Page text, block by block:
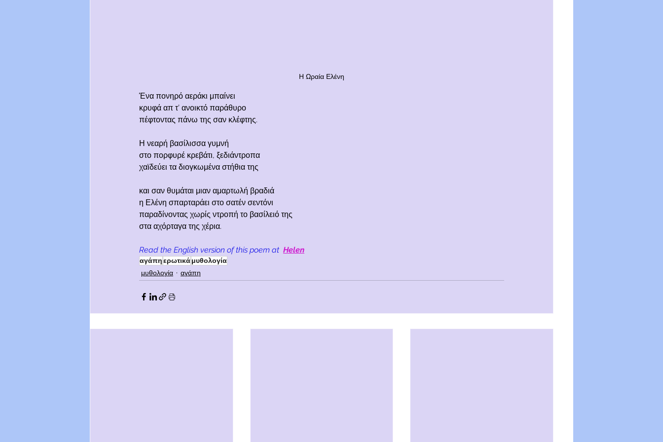
Η Ωραία Ελένη
Ένα πονηρό αεράκι μπαίνει
κρυφά απ τ’ ανοικτό παράθυρο
πέφτοντας πάνω της σαν κλέφτης.
Η νεαρή βασίλισσα γυμνή
στο πορφυρέ κρεβάτι, ξεδιάντροπα
χαϊδεύει τα διογκωμένα στήθια της
και σαν θυμάται μιαν αμαρτωλή βραδιά
η Ελένη σπαρταράει στο σατέν σεντόνι
παραδίνοντας χωρίς ντροπή το βασίλειό της
στα αχόρταγα της χέρια.
Read the English version of this poem at Helen
αγάπηερωτικάμυθολογία
μυθολογία
αγάπη